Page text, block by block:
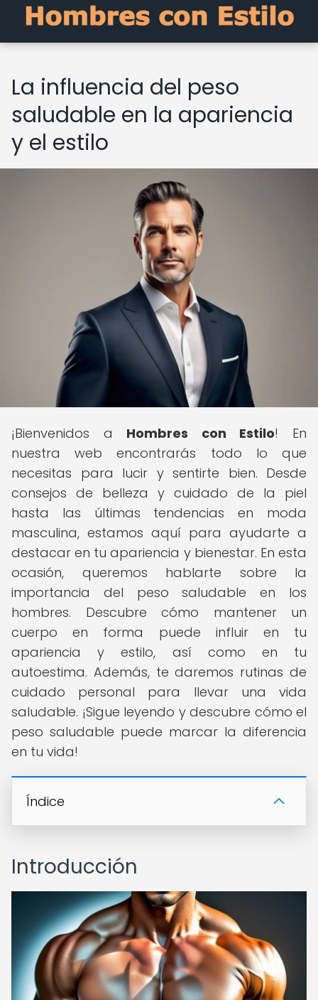
La influencia del peso
saludable en la apariencia
y el estilo
¡Bienvenidos a Hombres con Estilo! En
nuestra web encontrarás todo lo que
necesitas para lucir y sentirte bien. Desde
consejos de belleza y cuidado de la piel
hasta las últimas tendencias en moda
masculina, estamos aquí para ayudarte a
destacar en tu apariencia y bienestar. En esta
ocasión, queremos hablarte sobre la
importancia del peso saludable en los
hombres. Descubre cómo mantener un
cuerpo en forma puede influir en tu
apariencia y estilo, así como en tu
autoestima. Además, te daremos rutinas de
cuidado personal para llevar una vida
saludable. ¡Sigue leyendo y descubre cómo el
peso saludable puede marcar la diferencia
en tu vida!
Índice
Introducción